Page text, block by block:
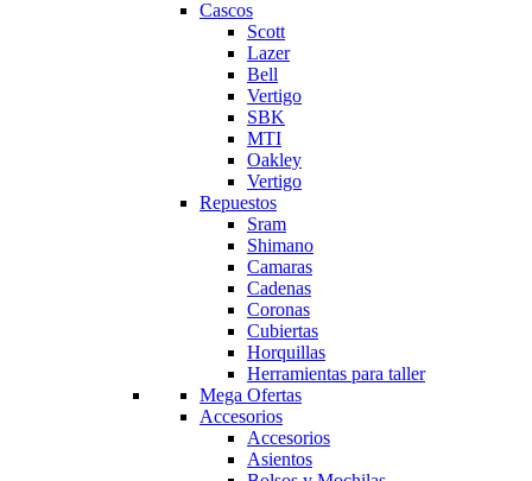
Cascos
Scott
Lazer
Bell
Vertigo
SBK
MTI
Oakley
Vertigo
Repuestos
Sram
Shimano
Camaras
Cadenas
Coronas
Cubiertas
Horquillas
Herramientas para taller
Mega Ofertas
Accesorios
Accesorios
Asientos